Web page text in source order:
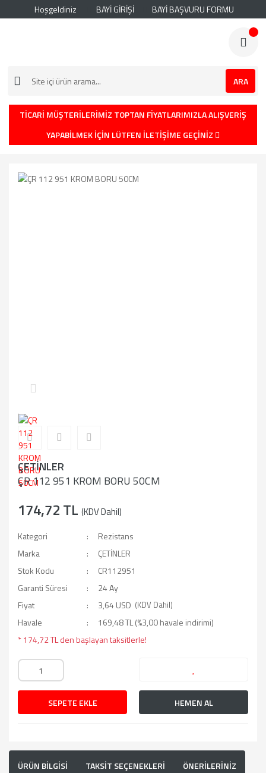
Hoşgeldiniz BAYİ GİRİŞİ BAYİ BAŞVURU FORMU
ARA
TİCARİ MÜŞTERİLERİMİZ TOPTAN FİYATLARIMIZLA ALIŞVERİŞ
YAPABİLMEK İÇİN LÜTFEN İLETİŞİME GEÇİNİZ
ÇETİNLER
ÇR 112 951 KROM BORU 50CM
174,72 TL (KDV Dahil)
Kategori
Rezistans
Marka
ÇETİNLER
Stok Kodu
CR112951
Garanti Süresi
24 Ay
Fiyat
3,64 USD (KDV Dahil)
Havale
169,48 TL (%3,00 havale indirimi)
* 174,72 TL den başlayan taksitlerle!
SEPETE EKLE HEMEN AL
ÜRÜN BİLGİSİ TAKSİT SEÇENEKLERİ ÖNERİLERİNİZ